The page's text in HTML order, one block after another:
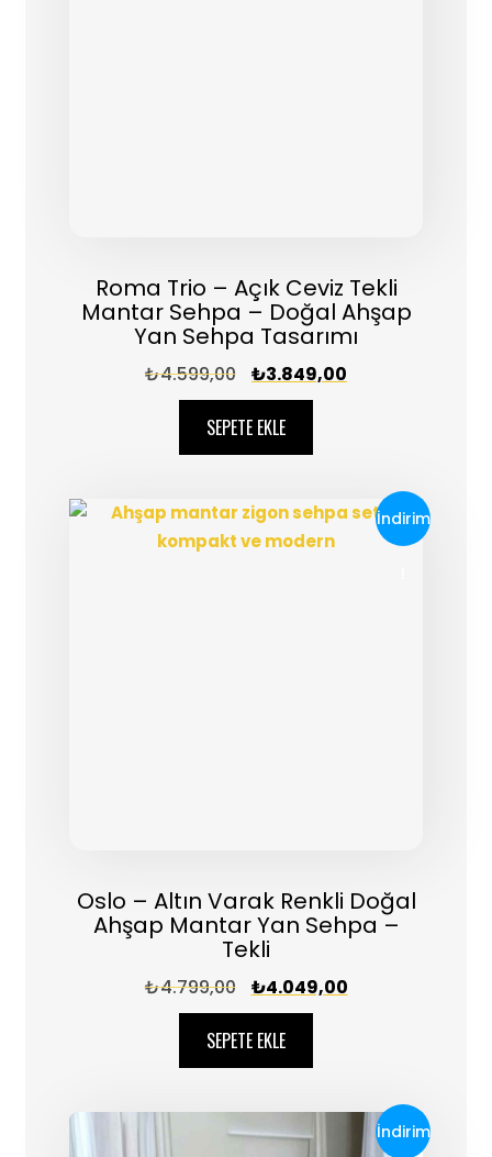
Roma Trio – Açık Ceviz Tekli
Mantar Sehpa – Doğal Ahşap
Yan Sehpa Tasarımı
₺4.599,00 ₺3.849,00
SEPETE EKLE
İndirim
Oslo – Altın Varak Renkli Doğal
Ahşap Mantar Yan Sehpa –
Tekli
₺4.799,00 ₺4.049,00
SEPETE EKLE
İndirim